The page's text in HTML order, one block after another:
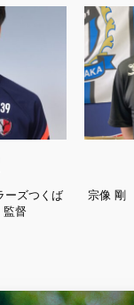
ズつくば
督
宗像 剛